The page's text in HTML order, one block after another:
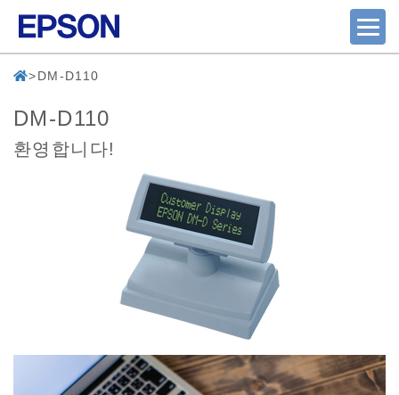
DM-D110
DM-D110
환영합니다!